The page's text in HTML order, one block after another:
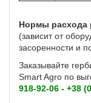
Нормы расхода
(зависит от
засоренности и
Заказывайте
Smart Agro по
918-92-06 - +38